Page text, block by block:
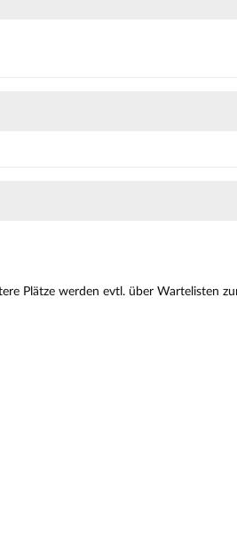
Plätze werden evtl. über Wartelisten